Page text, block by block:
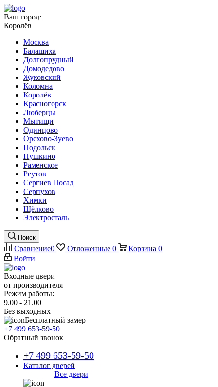
Ваш город:
Королёв
Москва
Балашиха
Долгопрудный
Домодедово
Жуковский
Коломна
Королёв
Красногорск
Люберцы
Мытищи
Одинцово
Орехово-Зуево
Подольск
Пушкино
Раменское
Реутов
Сергиев Посад
Серпухов
Химки
Щёлково
Электросталь
Поиск
Сравнение0 Отложенные 0 Корзина 0
Войти
Входные двери
от производителя
Режим работы:
9.00 - 21.00
Без выходных
Бесплатный замер
+7 499 653-59-50
Обратный звонок
+7 499 653-59-50
Каталог дверей
Все двери